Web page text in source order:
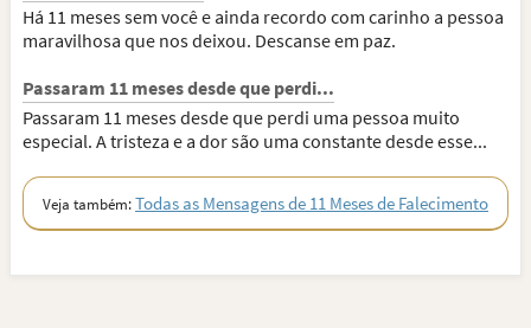
Há 11 meses sem você e ainda recordo com carinho a pessoa
maravilhosa que nos deixou. Descanse em paz.
Passaram 11 meses desde que perdi...
Passaram 11 meses desde que perdi uma pessoa muito
especial. A tristeza e a dor são uma constante desde esse...
Veja também:Todas as Mensagens de 11 Meses de Falecimento